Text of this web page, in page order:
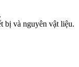
bị và nguyên vật liệu.